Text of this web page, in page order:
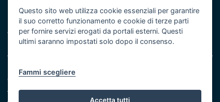
Protezione civile
Vai al sito di Protezione Civile Puglia
Note legali
Cookie e privacy
Amministrazione trasparente
Atti di notifica
Questo sito web utilizza cookie essenziali per garantire
il suo corretto funzionamento e cookie di terze parti
per fornire servizi erogati da portali esterni. Questi
ultimi saranno impostati solo dopo il consenso.
Fammi scegliere
Accetta tutti